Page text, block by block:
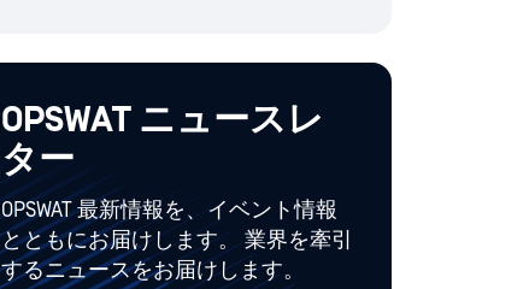
OPSWAT ニュースレ
ター
OPSWAT 最新情報を、イベント情報
とともにお届けします。 業界を牽引
するニュースをお届けします。